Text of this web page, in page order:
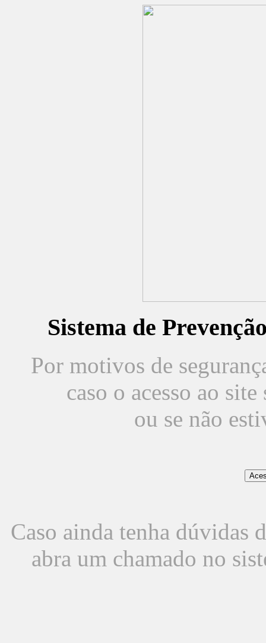
Sistema de
Por motivos de
caso o acesso ao
ou se não
Caso ainda tenha dúvidas
abra um chamado no